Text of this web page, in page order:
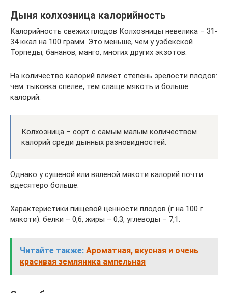
Дыня колхозница калорийность
Калорийность свежих плодов Колхозницы невелика – 31-
34 ккал на 100 грамм. Это меньше, чем у узбекской
Торпеды, бананов, манго, многих других экзотов.
На количество калорий влияет степень зрелости плодов:
чем тыковка спелее, тем слаще мякоть и больше
калорий.
Колхозница – сорт с самым малым количеством
калорий среди дынных разновидностей.
Однако у сушеной или вяленой мякоти калорий почти
вдесятеро больше.
Характеристики пищевой ценности плодов (г на 100 г
мякоти): белки – 0,6, жиры – 0,3, углеводы – 7,1.
Читайте также: Ароматная, вкусная и очень
красивая земляника ампельная